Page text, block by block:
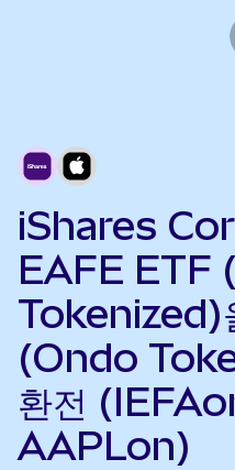
iShares
EAFE ETF
Tokenized)
(Ondo
환전
AAPLon)